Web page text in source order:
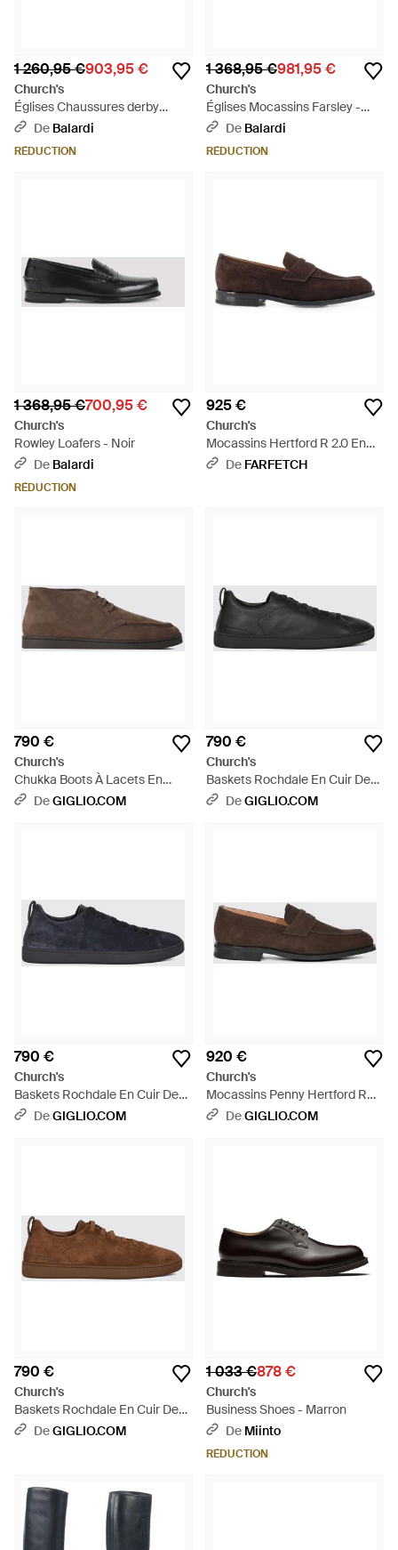
1 260,95 €903,95 €
Church's
Églises Chaussures derby
Redruth - Noir
De Balardi
RÉDUCTION
1 368,95 €981,95 €
Church's
Églises Mocassins Farsley -
NoirDe Balardi
RÉDUCTION
1 368,95 €700,95 €
Church's
Rowley Loafers - Noir
De Balardi
RÉDUCTION
925 €
Church's
Mocassins Hertford R 2.0 En
Daim - Marron
De FARFETCH
790 €
Church's
Chukka Boots À Lacets En
Daim Avec Semelle En
DeGIGLIO.COM
790 €
Church's
Baskets Rochdale En Cuir De
Veau Lisse À Semelle En
DeGIGLIO.COM
790 €
Church's
Baskets Rochdale En Cuir De
Veau Suédé Avec Tirant - Bleu
DeGIGLIO.COM
920 €
Church's
Mocassins Penny Hertford R
2.0 En Veau Velours - Blanc
DeGIGLIO.COM
790 €
Church's
Baskets Rochdale En Cuir De
Veau Suédé Avec Tirant -
DeGIGLIO.COM
1 033 €878 €
Church's
Business Shoes - Marron
De Miinto
RÉDUCTION